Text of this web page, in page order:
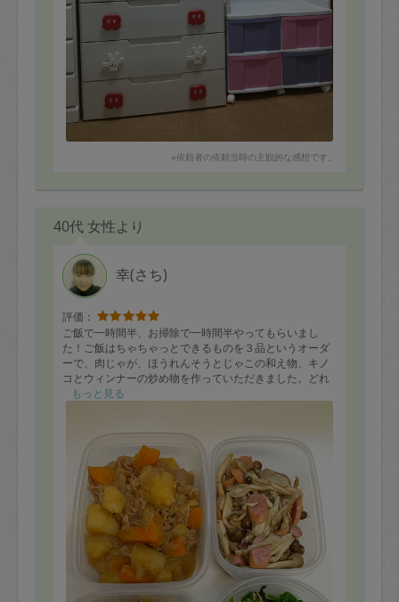
※依頼者の依頼当時の主観的な感想です。
40代 女性より
幸(さち)
評価：
ご飯で一時間半、お掃除で一時間半やってもらいまし
た！ご飯はちゃちゃっとできるものを３品というオーダ
ーで、肉じゃが、ほうれんそうとじゃこの和え物、キノ
コとウィンナーの炒め物を作っていただきました。どれ
もとっても美味しくて、特に肉じゃがは家族にも大変好
した。洗面所はぬめぬめのところまでピカピカでした。
トイレは息子の補助便座まで洗ってくださいました。手
際よくサクサクと作業されて、3時間で色々できたことに
大満足です！またお願いしたいです！！
もっと見る